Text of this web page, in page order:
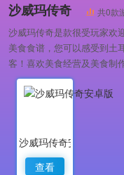
沙威玛传奇 共0款
沙威玛传奇是款很受玩家欢
美食食谱，您可以感受到土
客！喜欢美食经营及美食制
沙威玛传奇安卓版
查看